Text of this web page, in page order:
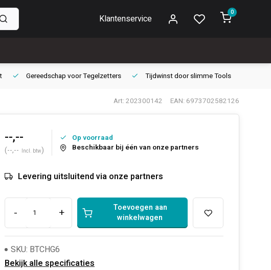
Klantenservice
0
Gereedschap voorTegelzetters Tijdwinst doorslimme Tools
Art: 202300142 EAN: 6973702582126
--,--
(--,-- Incl. btw)
Op voorraad
Beschikbaar bij één van onze partners
Levering uitsluitend via onze partners
- +
Toevoegen aan
winkelwagen
SKU: BTCHG6
Bekijk alle specificaties